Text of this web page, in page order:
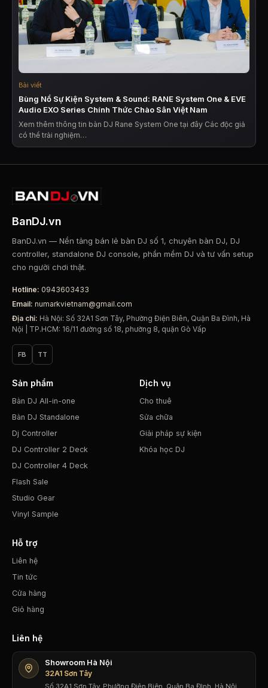
Bài viết
Bùng Nổ Sự Kiện System & Sound: RANE System One & EVE
Audio EXO Series Chính Thức Chào Sân Việt Nam
Xem thêm thông tin bàn DJ Rane System One tại đây Các độc giả
có thể trải nghiệm…
BanDJ.vn
BanDJ.vn — Nền tảng bán lẻ bàn DJ số 1, chuyên bàn DJ, DJ
controller, standalone DJ console, phần mềm DJ và tư vấn setup
cho người chơi thật.
Hotline: 0943603433
Email: numarkvietnam@gmail.com
Địa chỉ: Hà Nội: Số 32A1 Sơn Tây, Phường Điện Biên, Quận Ba Đình, Hà
Nội | TP.HCM: 16/11 đường số 18, phường 8, quận Gò Vấp
FB TT
Sản phẩm
Bàn DJ All-in-one
Bàn DJ Standalone
Dj Controller
DJ Controller 2 Deck
DJ Controller 4 Deck
Flash Sale
Studio Gear
Vinyl Sample
Dịch vụ
Cho thuê
Sửa chữa
Giải pháp sự kiện
Khóa học DJ
Hỗ trợ
Liên hệ
Tin tức
Cửa hàng
Giỏ hàng
Liên hệ
Showroom Hà Nội
32A1 Sơn Tây
Số 32A1 Sơn Tây, Phường Điện Biên, Quận Ba Đình, Hà Nội